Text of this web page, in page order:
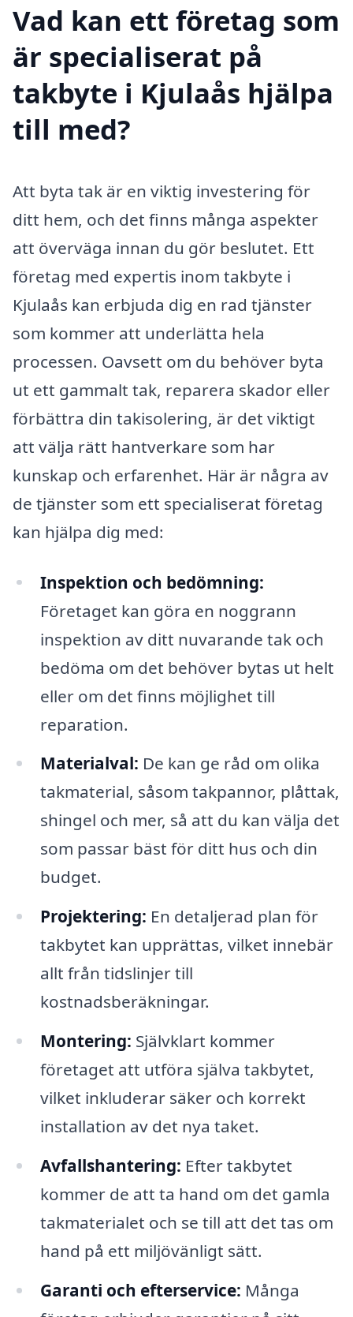
Vad kan ett företag som
är specialiserat på
takbyte i Kjulaås hjälpa
till med?
Att byta tak är en viktig investering för
ditt hem, och det finns många aspekter
att överväga innan du gör beslutet. Ett
företag med expertis inom takbyte i
Kjulaås kan erbjuda dig en rad tjänster
som kommer att underlätta hela
processen. Oavsett om du behöver byta
ut ett gammalt tak, reparera skador eller
förbättra din takisolering, är det viktigt
att välja rätt hantverkare som har
kunskap och erfarenhet. Här är några av
de tjänster som ett specialiserat företag
kan hjälpa dig med:
Inspektion och bedömning:
Företaget kan göra en noggrann
inspektion av ditt nuvarande tak och
bedöma om det behöver bytas ut helt
eller om det finns möjlighet till
reparation.
Materialval: De kan ge råd om olika
takmaterial, såsom takpannor, plåttak,
shingel och mer, så att du kan välja det
som passar bäst för ditt hus och din
budget.
Projektering: En detaljerad plan för
takbytet kan upprättas, vilket innebär
allt från tidslinjer till
kostnadsberäkningar.
Montering: Självklart kommer
företaget att utföra själva takbytet,
vilket inkluderar säker och korrekt
installation av det nya taket.
Avfallshantering: Efter takbytet
kommer de att ta hand om det gamla
takmaterialet och se till att det tas om
hand på ett miljövänligt sätt.
Garanti och efterservice: Många